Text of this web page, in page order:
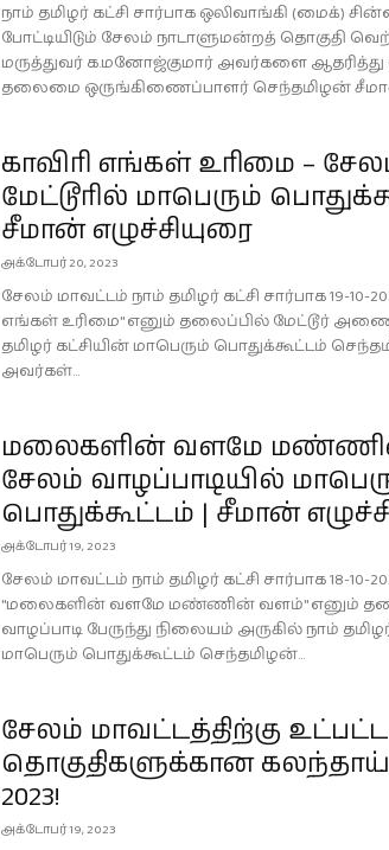
நாம் தமிழர் கட்சி சார்பாக ஒலிவாங்கி (மைக்)
போட்டியிடும் சேலம் நாடாளுமன்றத் தொகுதி
மருத்துவர் க.மனோஜ்குமார் அவர்களை ஆதரித்து
தலைமை ஒருங்கிணைப்பாளர் செந்தமிழன்
காவிரி எங்கள் உரிமை –
மேட்டூரில் மாபெரும்
சீமான் எழுச்சியுரை
அக்டோபர் 20, 2023
சேலம் மாவட்டம் நாம் தமிழர் கட்சி சார்பாக 19-10-
எங்கள் உரிமை" எனும் தலைப்பில் மேட்டூர் அணை
தமிழர் கட்சியின் மாபெரும் பொதுக்கூட்டம்
அவர்கள்...
மலைகளின் வளமே
சேலம் வாழப்பாடியில்
பொதுக்கூட்டம் | சீமான்
அக்டோபர் 19, 2023
சேலம் மாவட்டம் நாம் தமிழர் கட்சி சார்பாக 18-10-
"மலைகளின் வளமே மண்ணின் வளம்" எனும்
வாழப்பாடி பேருந்து நிலையம் அருகில் நாம்
மாபெரும் பொதுக்கூட்டம் செந்தமிழன்...
சேலம் மாவட்டத்திற்கு உட்பட்ட
தொகுதிகளுக்கான
2023!
அக்டோபர் 19, 2023